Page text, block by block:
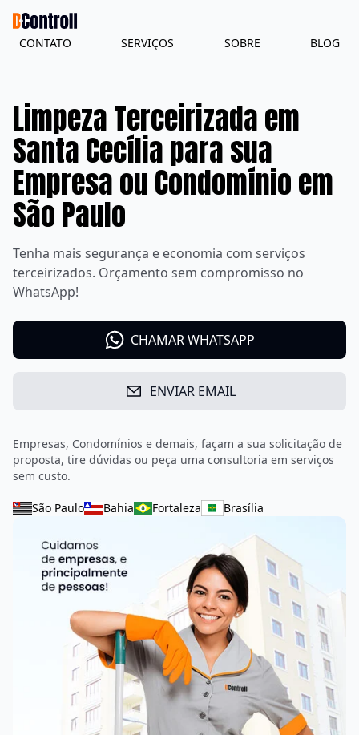
CONTATO SERVIÇOS SOBRE BLOG
Limpeza Terceirizada em
Santa Cecília para sua
Empresa ou Condomínio em
São Paulo
Tenha mais segurança e economia com serviços
terceirizados. Orçamento sem compromisso no
WhatsApp!
CHAMAR WHATSAPP
ENVIAR EMAIL
Empresas, Condomínios e demais, façam a sua solicitação de
proposta, tire dúvidas ou peça uma consultoria em serviços
sem custo.
São Paulo Bahia Fortaleza Brasília